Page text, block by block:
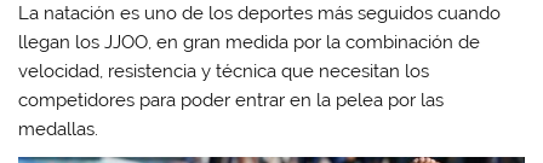
La natación es uno de los deportes más seguidos cuando
llegan los JJOO, en gran medida por la combinación de
velocidad, resistencia y técnica que necesitan los
competidores para poder entrar en la pelea por las
medallas.